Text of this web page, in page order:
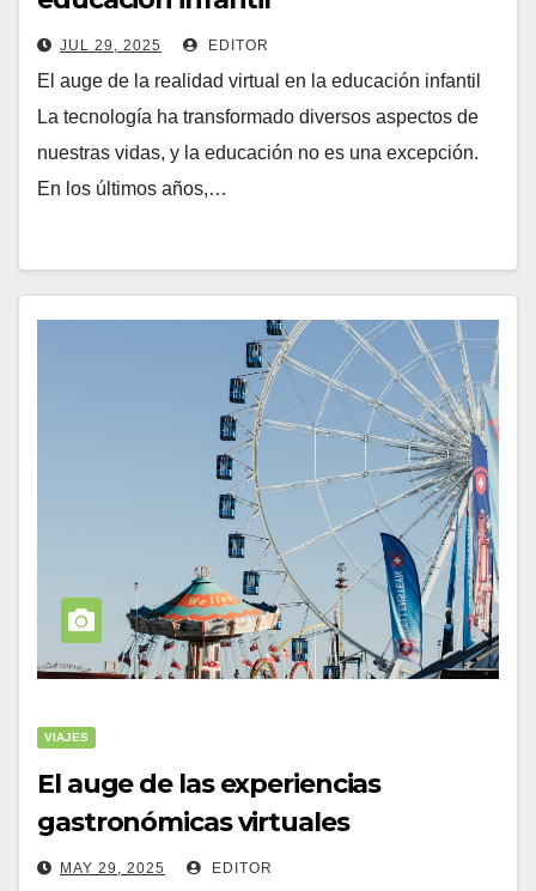
JUL 29, 2025 EDITOR
El auge de la realidad virtual en la educación infantil
La tecnología ha transformado diversos aspectos de
nuestras vidas, y la educación no es una excepción.
En los últimos años,…
VIAJES
El auge de las experiencias
gastronómicas virtuales
MAY 29, 2025 EDITOR